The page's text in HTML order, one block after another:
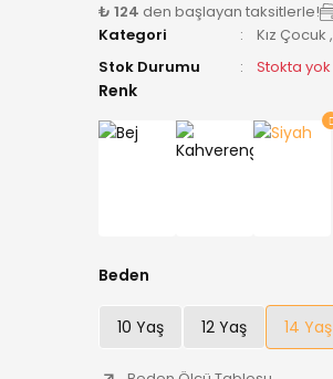
₺ 124 den başlayan taksitlerle!
Kategori
Kız Çocuk ,
Stok Durumu
Stokta yok
Renk
Beden
10 Yaş 12 Yaş 14 Yaş